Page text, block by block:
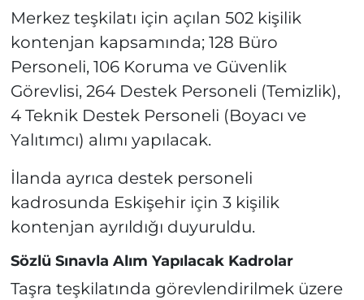
Merkez teşkilatı için açılan 502 kişilik
kontenjan kapsamında; 128 Büro
Personeli, 106 Koruma ve Güvenlik
Görevlisi, 264 Destek Personeli (Temizlik),
4 Teknik Destek Personeli (Boyacı ve
Yalıtımcı) alımı yapılacak.
İlanda ayrıca destek personeli
kadrosunda Eskişehir için 3 kişilik
kontenjan ayrıldığı duyuruldu.
Sözlü Sınavla Alım Yapılacak Kadrolar
Taşra teşkilatında görevlendirilmek üzere